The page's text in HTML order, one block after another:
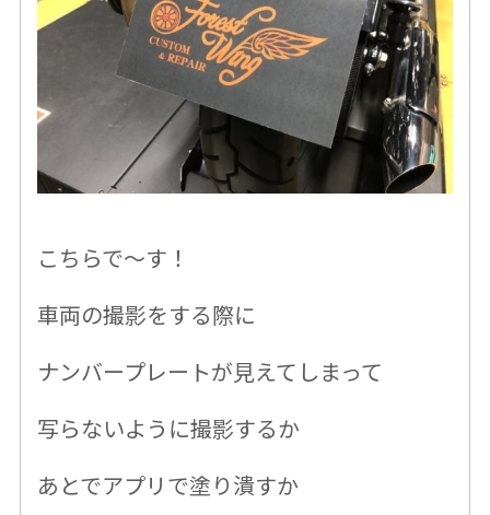
こちらで〜す！
車両の撮影をする際に
ナンバープレートが見えてしまって
写らないように撮影するか
あとでアプリで塗り潰すか